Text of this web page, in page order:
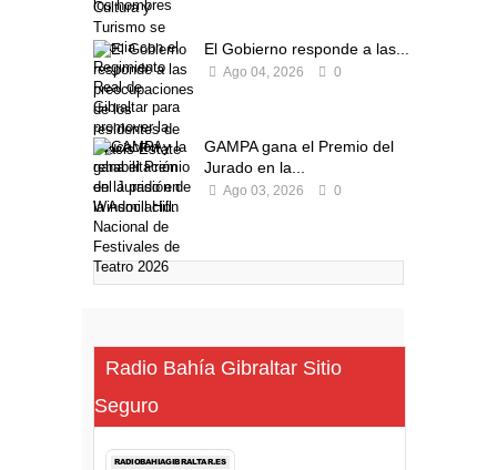
El Gobierno responde a las...
Ago 04, 2026 0
GAMPA gana el Premio del
Jurado en la...
Ago 03, 2026 0
Radio Bahía Gibraltar Sitio
Seguro